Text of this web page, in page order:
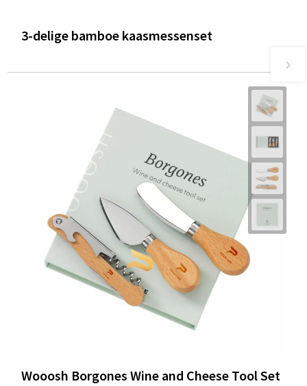
3-delige bamboe kaasmessenset
Wooosh Borgones Wine and Cheese Tool Set